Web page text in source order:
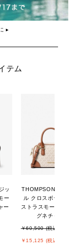
▸
テム
ッ
ー
ー
THOMPSON サッチ
ル クロスボディ エク
ストラスモール - MK
グネチャー
￥60,500 (税込)
￥15,125 (税込)